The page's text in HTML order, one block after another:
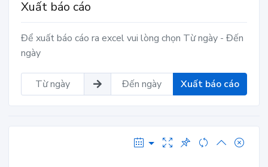
Xuất báo cáo
Để xuất báo cáo ra excel vui lòng chọn Từ ngày - Đến
ngày
Xuất báo cáo